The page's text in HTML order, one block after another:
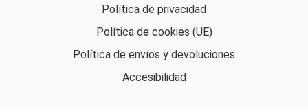
Política de privacidad
Política de cookies (UE)
Política de envíos y devoluciones
Accesibilidad